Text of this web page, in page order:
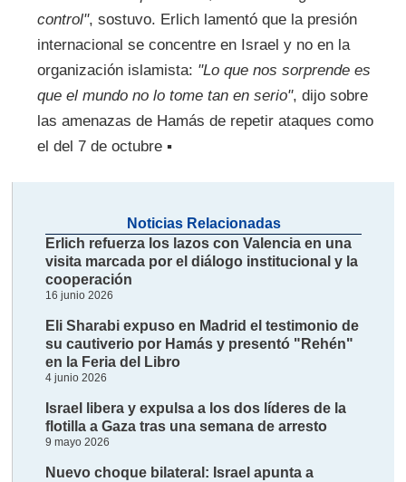
control", sostuvo. Erlich lamentó que la presión
internacional se concentre en Israel y no en la
organización islamista: "Lo que nos sorprende es
que el mundo no lo tome tan en serio", dijo sobre
las amenazas de Hamás de repetir ataques como
el del 7 de octubre ▪
Noticias Relacionadas
Erlich refuerza los lazos con Valencia en una
visita marcada por el diálogo institucional y la
cooperación
16 junio 2026
Eli Sharabi expuso en Madrid el testimonio de
su cautiverio por Hamás y presentó "Rehén"
en la Feria del Libro
4 junio 2026
Israel libera y expulsa a los dos líderes de la
flotilla a Gaza tras una semana de arresto
9 mayo 2026
Nuevo choque bilateral: Israel apunta a